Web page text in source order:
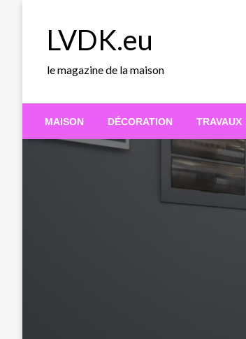
LVDK.eu
le magazine de la maison
MAISON DÉCORATION TRAVAUX